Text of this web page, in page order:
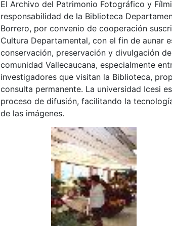
El Archivo del Patrimonio Fotográfico y
responsabilidad de la Biblioteca
Borrero, por convenio de cooperación
Cultura Departamental, con el fin de aunar
conservación, preservación y divulgación
comunidad Vallecaucana, especialmente
investigadores que visitan la Biblioteca,
consulta permanente. La universidad Icesi
proceso de difusión, facilitando la
de las imágenes.